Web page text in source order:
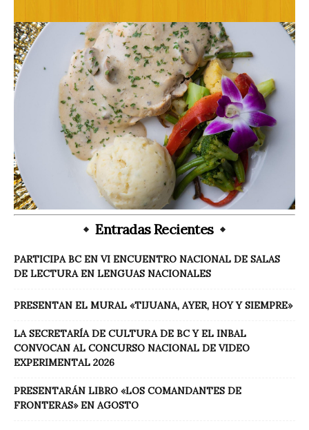
Entradas Recientes
PARTICIPA BC EN VI ENCUENTRO NACIONAL DE SALAS
DE LECTURA EN LENGUAS NACIONALES
PRESENTAN EL MURAL «TIJUANA, AYER, HOY Y SIEMPRE»
LA SECRETARÍA DE CULTURA DE BC Y EL INBAL
CONVOCAN AL CONCURSO NACIONAL DE VIDEO
EXPERIMENTAL 2026
PRESENTARÁN LIBRO «LOS COMANDANTES DE
FRONTERAS» EN AGOSTO